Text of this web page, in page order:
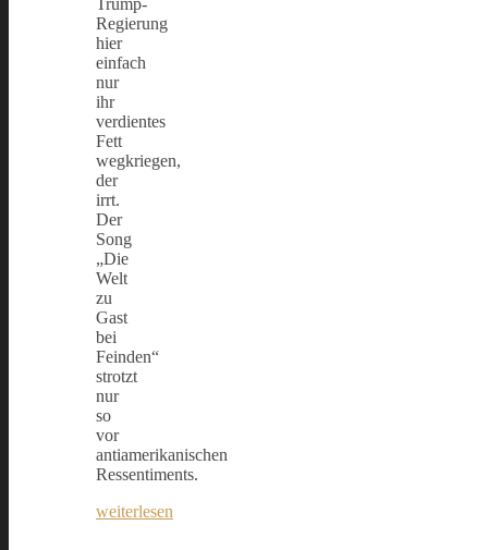
Regierung
hier
einfach
nur
ihr
verdientes
Fett
wegkriegen,
der
irrt.
Der
Song
„Die
Welt
zu
Gast
bei
Feinden“
strotzt
nur
so
vor
antiamerikanischen
Ressentiments.
weiterlesen